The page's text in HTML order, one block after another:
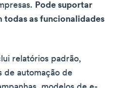
Pode suportar
todas as funcionalidades
relatórios padrão,
de automação de